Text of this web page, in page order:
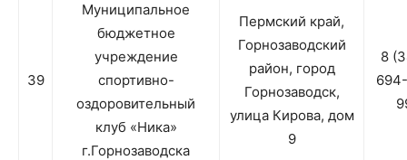
39
Муниципальное
бюджетное
учреждение
спортивно-
оздоровительный
клуб «Ника»
г.Горнозаводска
Пермский край,
Горнозаводский
район, город
Горнозаводск,
улица Кирова, дом
9
8